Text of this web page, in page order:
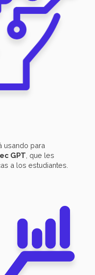
usando para
GPT , que les
a los estudiantes.